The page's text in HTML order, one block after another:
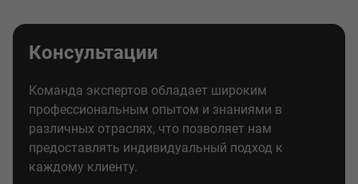
Консультации
Команда экспертов обладает широким
профессиональным опытом и знаниями в
различных отраслях, что позволяет нам
предоставлять индивидуальный подход к
каждому клиенту.